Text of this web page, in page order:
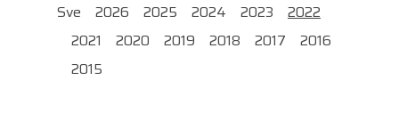
Sve
2026 2025 2024 2023
2022
2021
2020 2019 2018 2017
2016
2015